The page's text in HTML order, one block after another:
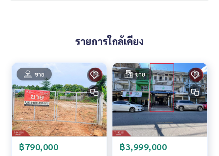
- Big C เพียง 15 นาที
- โรงพยาบาลบ้านไผ่ 10 นาที
- สถานีรถไฟบ้านไผ่ 15 นาที
- แม็คโคร, โลตัส 5กม.
- บิ๊กซี 5กม.
เหมาะสำหรับนักลงทุน และผู้ที่มองหาที่ดินแปลงงามในโซนบ้านไ
ผ่
ราคา : 1,999,900 บาท
ลิงค์แผนที่ :https://maps.google.com/?q=16.07713837,10
รายการใกล้เคียง
ขาย
฿790,000
ขาย
฿3,999,000